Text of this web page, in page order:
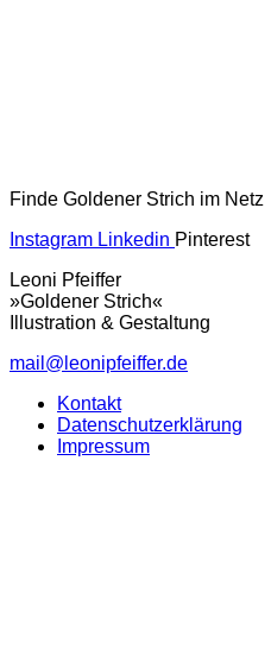
Finde Goldener Strich im Netz
Instagram Linkedin Pinterest
Leoni Pfeiffer
»Goldener Strich«
Illustration & Gestaltung
mail@leonipfeiffer.de
Kontakt
Datenschutzerklärung
Impressum